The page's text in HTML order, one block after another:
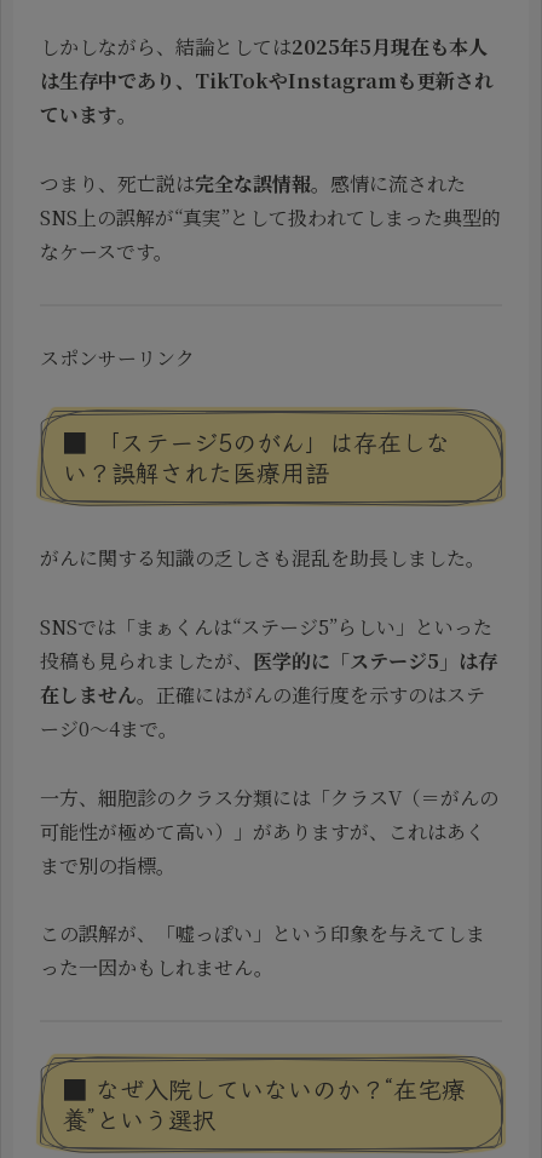
しかしながら、結論としては2025年5月現在も本人
は生存中であり、TikTokやInstagramも更新され
ています。
つまり、死亡説は完全な誤情報。感情に流された
SNS上の誤解が“真実”として扱われてしまった典型的
なケースです。
スポンサーリンク
■ 「ステージ5のがん」は存在しな
い？誤解された医療用語
がんに関する知識の乏しさも混乱を助長しました。
SNSでは「まぁくんは“ステージ5”らしい」といった
投稿も見られましたが、 医学的に「ステージ5」は存
在しません。正確にはがんの進行度を示すのはステ
ージ0〜4まで。
一方、細胞診のクラス分類には「クラスV（＝がんの
可能性が極めて高い）」がありますが、これはあく
まで別の指標。
この誤解が、「嘘っぽい」という印象を与えてしま
った一因かもしれません。
■ なぜ入院していないのか？“在宅療
養”という選択